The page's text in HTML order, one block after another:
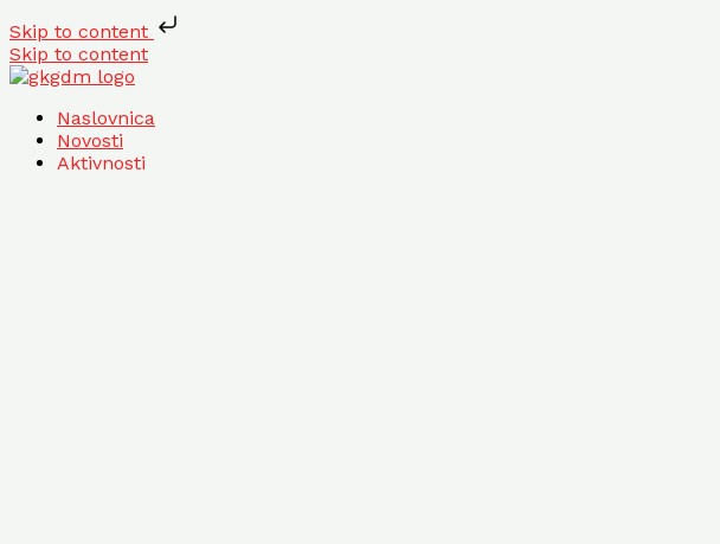
Skip to content
Skip to content
Naslovnica
Novosti
Aktivnosti